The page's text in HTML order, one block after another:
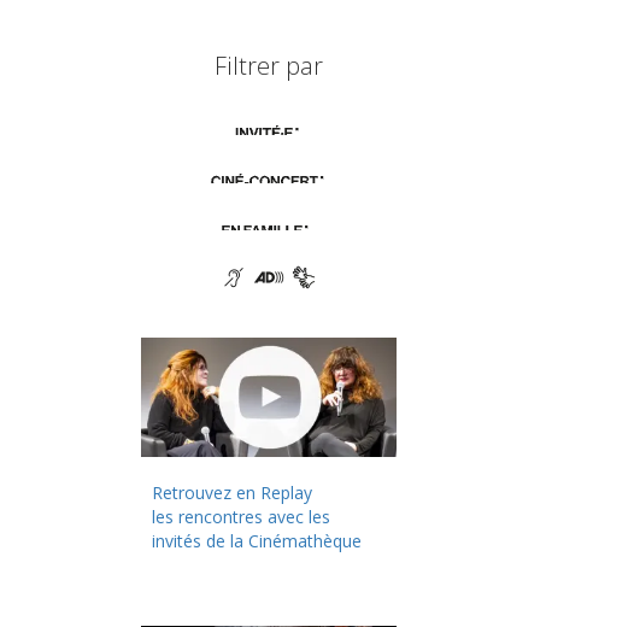
Filtrer par
Retrouvez en Replay
les rencontres avec les
invités de la Cinémathèque